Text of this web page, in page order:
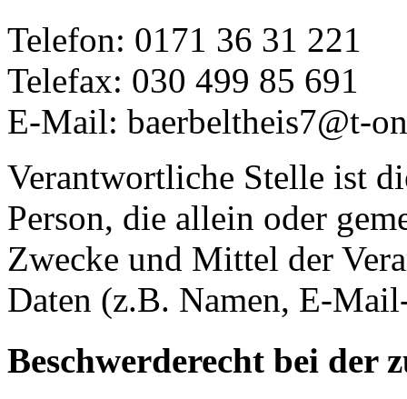
Telefon: 0171 36 31 221
Telefax: 030 499 85 691
E-Mail: baerbeltheis7@t-
Verantwortliche Stelle ist
Person, die allein oder
Zwecke und Mittel der
Daten (z.B. Namen, E-
Beschwerderecht bei der